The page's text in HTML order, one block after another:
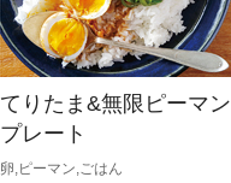
てりたま&無限ピーマン
プレート
卵,ピーマン,ごはん